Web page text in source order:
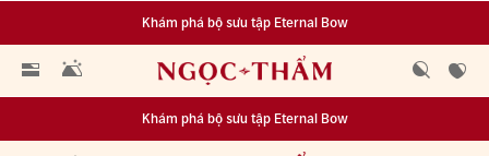
Khám phá bộ sưu tập Eternal Bow
Đa dạng lựa chọn tích luỹ từ 0.1 chỉ vàng 999.9
Khám phá bộ sưu tập Eternal Bow